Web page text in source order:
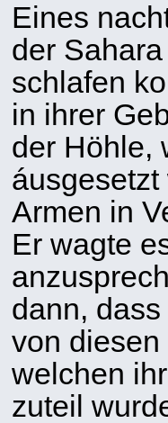
Eines
der
schlafen
in ihrer
der Höhle,
Armen in
Er wagte
dann,
von
welchen
zuteil